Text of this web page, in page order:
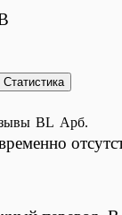
BL Арб.